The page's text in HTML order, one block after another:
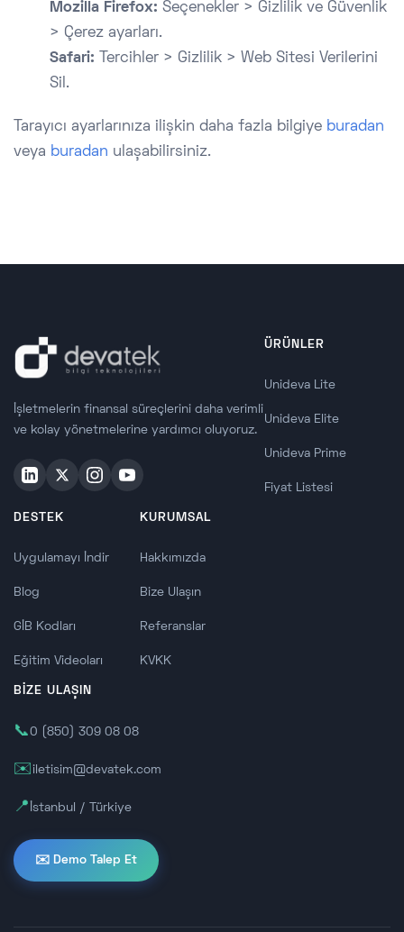
Mozilla Firefox: Seçenekler > Gizlilik ve Güvenlik
> Çerez ayarları.
Safari: Tercihler > Gizlilik > Web Sitesi Verilerini
Sil.
Tarayıcı ayarlarınıza ilişkin daha fazla bilgiye buradan
veya buradan ulaşabilirsiniz.
İşletmelerin finansal süreçlerini daha verimli
ve kolay yönetmelerine yardımcı oluyoruz.
ÜRÜNLER
Unideva Lite
Unideva Elite
Unideva Prime
Fiyat Listesi
DESTEK
Uygulamayı İndir
Blog
GİB Kodları
Eğitim Videoları
KURUMSAL
Hakkımızda
Bize Ulaşın
Referanslar
KVKK
BİZE ULAŞIN
📞0 (850) 309 08 08
✉️iletisim@devatek.com
📍 İstanbul / Türkiye
✉️ Demo Talep Et